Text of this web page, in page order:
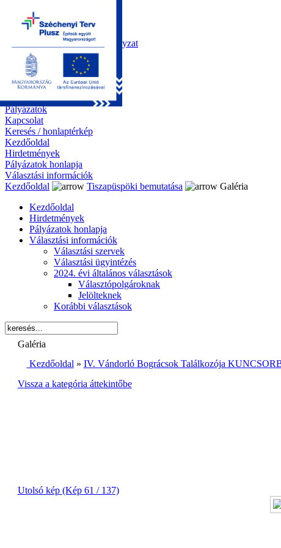
Kezdőoldal
Önkormányzat
Polgármesteri Hivatal
Roma Nemzetiségi Önkormányzat
Elektronikus ügyintézés
Közérdekű információk
Tiszapüspöki bemutatása
Galéria
Díjazottaink
Pályázatok
Kapcsolat
Keresés / honlaptérkép
Kezdőoldal
Hirdetmények
Pályázatok honlapja
Választási információk
Kezdőoldal
Tiszapüspöki bemutatása
Galéria
Kezdőoldal
Hirdetmények
Pályázatok honlapja
Választási információk
Választási szervek
Választási ügyintézés
2024. évi általános választások
Választópolgároknak
Jelölteknek
Korábbi választások
Galéria
Kezdőoldal » IV. Vándorló Bográcsok Találkozója
Vissza a kategória áttekintőbe
Utolsó kép (Kép 61 / 137)